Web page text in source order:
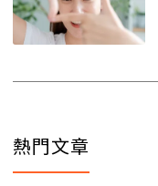
熱門文章